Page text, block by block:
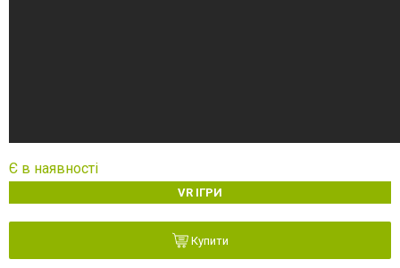
Є в наявності
VR ІГРИ
Купити